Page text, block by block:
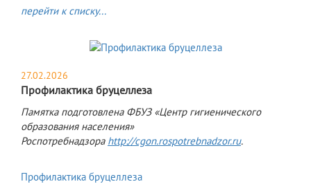
перейти к списку...
27.02.2026
Профилактика бруцеллеза
Памятка подготовлена ФБУЗ «Центр гигиенического
образования населения»
Роспотребнадзора http://cgon.rospotrebnadzor.ru.
Профилактика бруцеллеза